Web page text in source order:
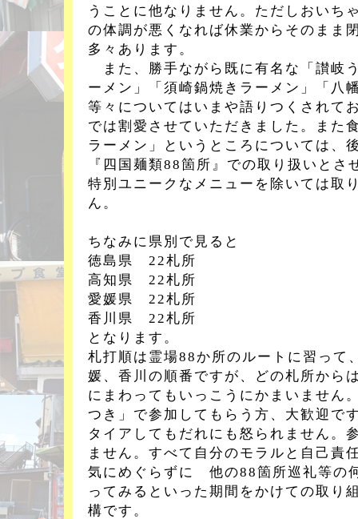
うことに他なりません。ただしおいち
の体調が悪くなれば休業からそのまま
多々あります。
また、勝手ながら既に有名な「讃岐
ーメン」「須崎鍋焼きラーメン」「八
等々についてはいまや語りつくされて
では割愛させていただきました。また
ラーメン」というところについては、
『四国麺類88箇所』での取り扱いとさ
特別ユニークなメニューを除いては取
ん。
ちなみに県別で見ると
徳島県 22札所
高知県 22札所
愛媛県 22札所
香川県 22札所
となります。
札打順は霊場88か所のルートに習って
媛、香川の順番ですが、どの札所から
にまわってもいっこうにかまいません
つき」で参加してもらう方、大歓迎で
タイアしてもだれにも怒られません。
ません。すべて自分のモラルと自己責
気にめぐらずに 他の88箇所巡礼等の
ってみるといった期間をかけての取り
構です。